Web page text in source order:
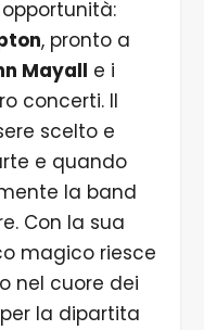
, pronto a
Mayall e i
concerti. Il
scelto e
e quando
la band
Con la sua
magico riesce
nel cuore dei
la dipartita